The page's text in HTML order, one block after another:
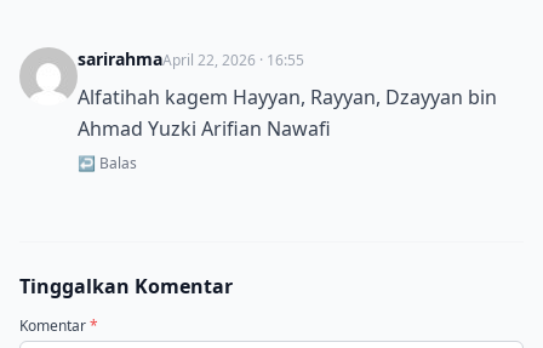
sarirahmaApril 22, 2026 · 16:55
Alfatihah kagem Hayyan, Rayyan, Dzayyan bin
Ahmad Yuzki Arifian Nawafi
↩ Balas
Tinggalkan Komentar
Komentar*